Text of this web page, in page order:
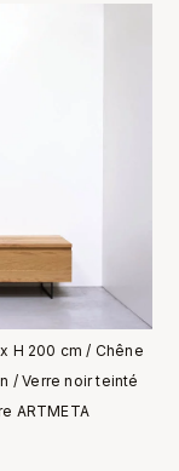
H 200 cm / Chêne
/ Verre noir teinté
ARTMETA